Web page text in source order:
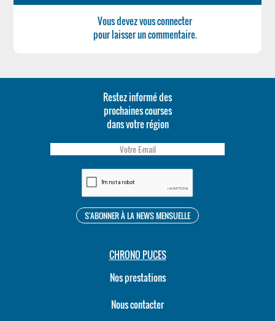
Vous devez vous connecter
pour laisser un commentaire.
Restez informé des
prochaines courses
dans votre région
CHRONO PUCES
Nos prestations
Nous contacter